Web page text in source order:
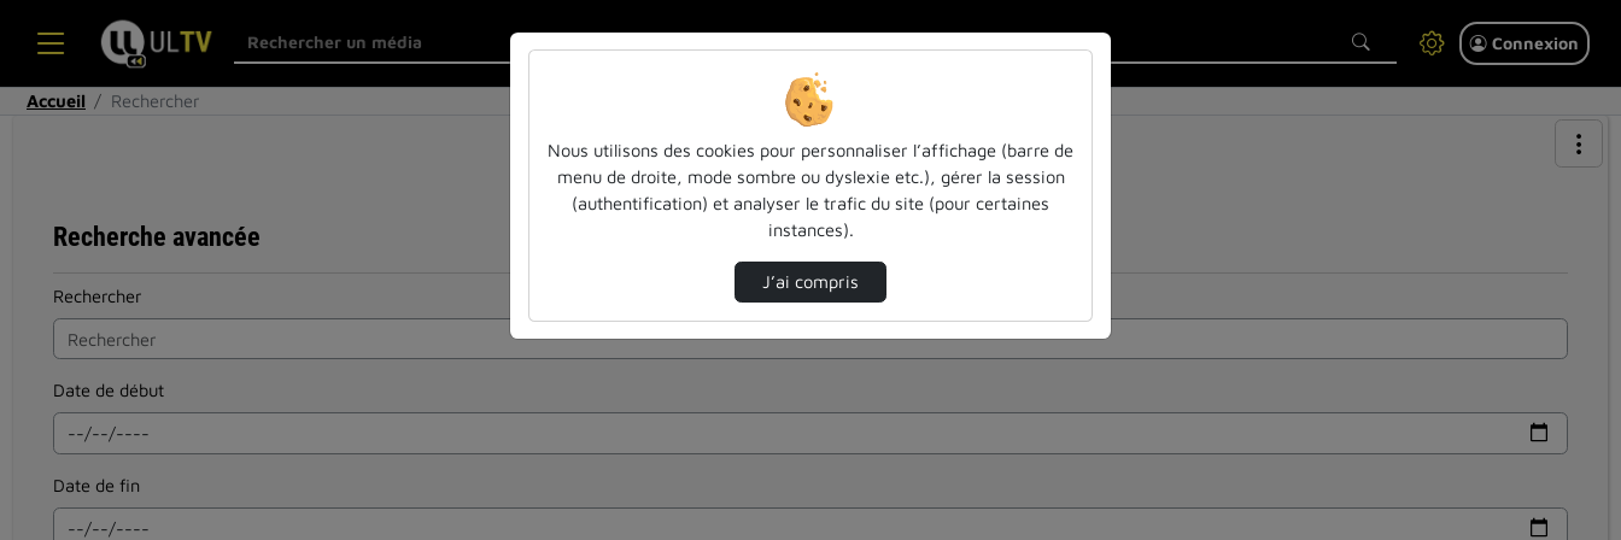
Connexion
Accueil Rechercher
Recherche avancée
Rechercher
Date de début
Date de fin
Nous utilisons des cookies pour personnaliser l’affichage (barre de
menu de droite, mode sombre ou dyslexie etc.), gérer la session
(authentification) et analyser le trafic du site (pour certaines
instances).
J’ai compris